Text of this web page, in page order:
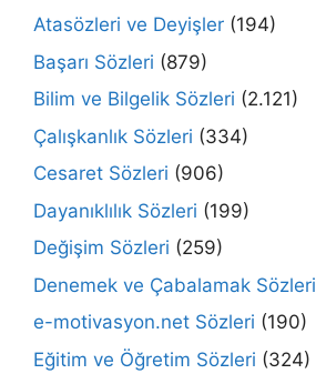
Atasözleri ve Deyişler (194)
Başarı Sözleri (879)
Bilim ve Bilgelik Sözleri (2.121)
Çalışkanlık Sözleri (334)
Cesaret Sözleri (906)
Dayanıklılık Sözleri (199)
Değişim Sözleri (259)
Denemek ve Çabalamak Sözleri
e-motivasyon.net Sözleri (190)
Eğitim ve Öğretim Sözleri (324)